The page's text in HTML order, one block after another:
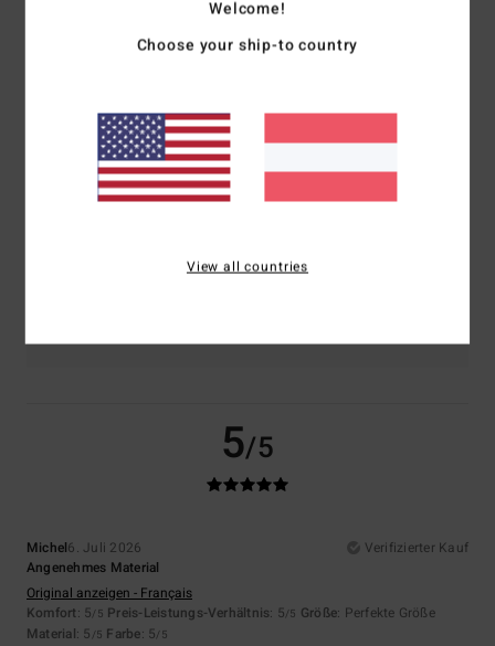
0% unserer Kunden empfehlen dieses Produkt
Komfort
5.0
Preis-Leistungs-Verhältnis
Größe
Material
5/5
Michel6. Juli 2026
Verifizierter Kauf
Angenehmes Material
Original anzeigen - Français
Komfort: 5/5 Preis-Leistungs-Verhältnis: 5/5 Größe: Perfekte Größe
Material: 5 /5 Farbe: 5/5
Welcome!
Choose your ship-to country
View all countries